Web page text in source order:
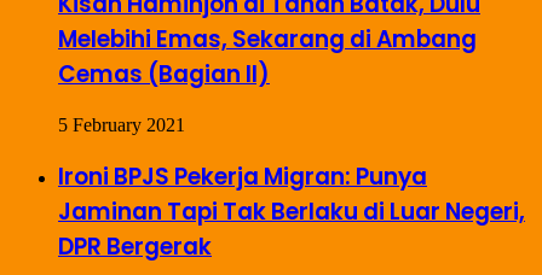
Melebihi Emas, Sekarang di Ambang
Cemas (Bagian II)
5 February 2021
Ironi BPJS Pekerja Migran: Punya
Jaminan Tapi Tak Berlaku di Luar Negeri,
DPR Bergerak